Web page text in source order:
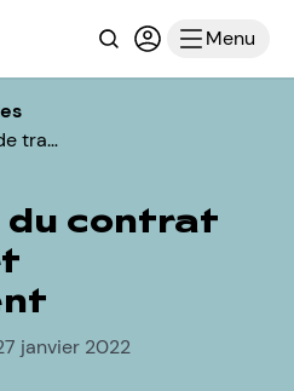
RechercheConnexion
Menu
tra…
contrat
janvier 2022